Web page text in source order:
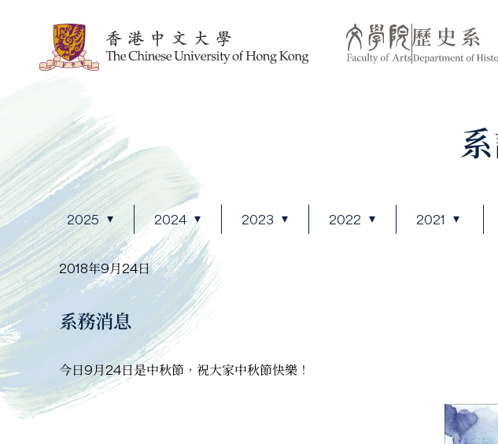
2025 2024 2023 2022 2021
2018年9月24日
系務消息
今日9月24日是中秋節，祝大家中秋節快樂！